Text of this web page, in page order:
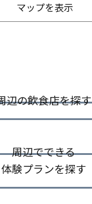
マップを表示
辺の飲食店を探す
周辺でできる
体験プランを探す